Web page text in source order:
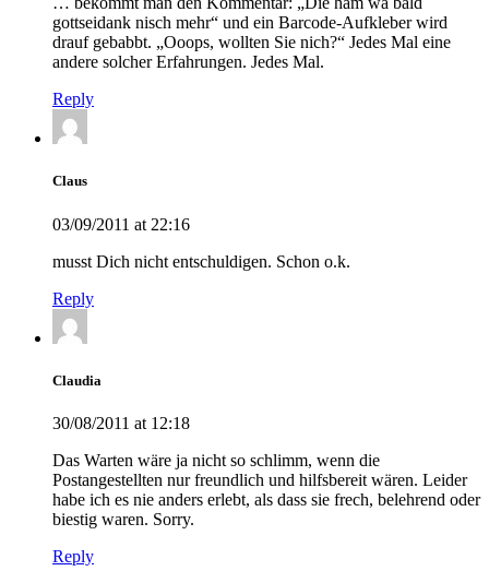
gottseidank nisch mehr“ und ein Barcode-Aufkleber wird
drauf gebabbt. „Ooops, wollten Sie nich?“ Jedes Mal eine
andere solcher Erfahrungen. Jedes Mal.
Reply
Claus
03/09/2011 at 22:16
musst Dich nicht entschuldigen. Schon o.k.
Reply
Claudia
30/08/2011 at 12:18
Das Warten wäre ja nicht so schlimm, wenn die
Postangestellten nur freundlich und hilfsbereit wären. Leider
habe ich es nie anders erlebt, als dass sie frech, belehrend oder
biestig waren. Sorry.
Reply